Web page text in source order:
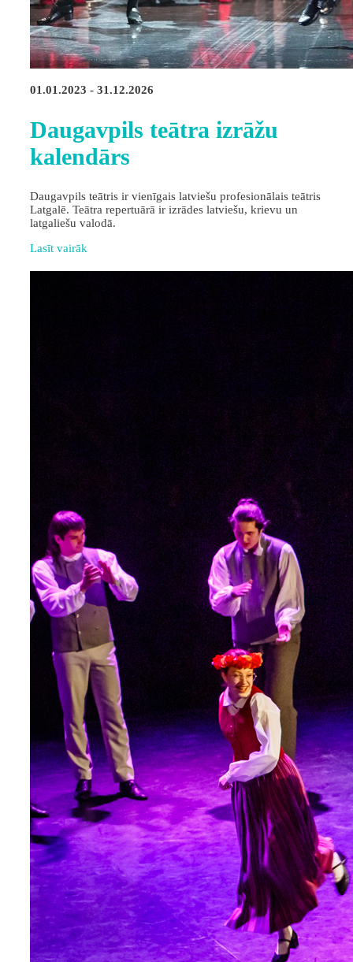
01.01.2023 - 31.12.2026
Daugavpils teātra izrāžu
kalendārs
Daugavpils teātris ir vienīgais latviešu profesionālais teātris
Latgalē. Teātra repertuārā ir izrādes latviešu, krievu un
latgaliešu valodā.
Lasīt vairāk